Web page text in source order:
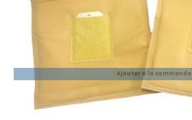
Ajouter à la commande